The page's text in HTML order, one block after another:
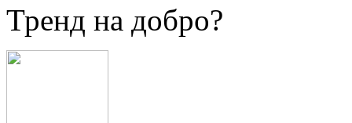
Тренд на добро?